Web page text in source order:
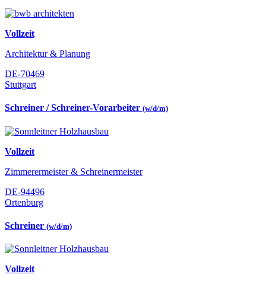
Vollzeit
Architektur & Planung
DE-70469
Stuttgart
Schreiner / Schreiner-Vorarbeiter (w/d/m)
Vollzeit
Zimmerermeister & Schreinermeister
DE-94496
Ortenburg
Schreiner (w/d/m)
Vollzeit